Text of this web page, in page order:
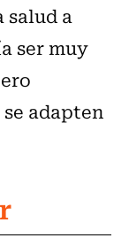
salud a
ser muy
adapten